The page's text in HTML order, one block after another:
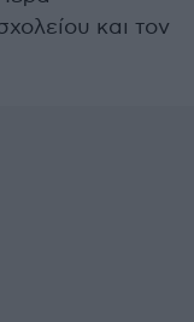
και τον